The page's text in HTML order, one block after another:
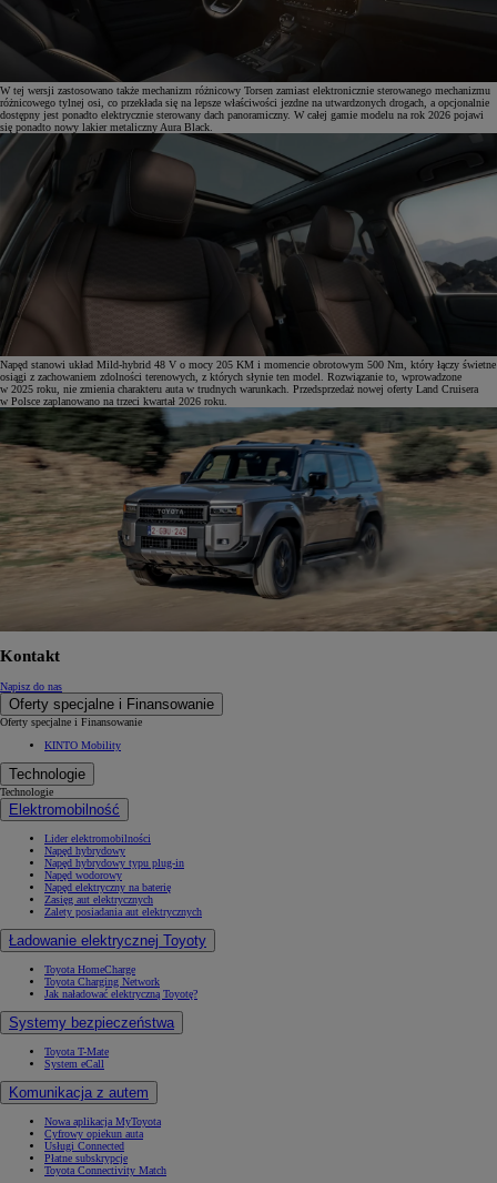
W tej wersji zastosowano także mechanizm różnicowy Torsen zamiast elektronicznie sterowanego mechanizmu
różnicowego tylnej osi, co przekłada się na lepsze właściwości jezdne na utwardzonych drogach, a opcjonalnie
dostępny jest ponadto elektrycznie sterowany dach panoramiczny. W całej gamie modelu na rok 2026 pojawi
się ponadto nowy lakier metaliczny Aura Black.
Napęd stanowi układ Mild-hybrid 48 V o mocy 205 KM i momencie obrotowym 500 Nm, który łączy świetne
osiągi z zachowaniem zdolności terenowych, z których słynie ten model. Rozwiązanie to, wprowadzone
w 2025 roku, nie zmienia charakteru auta w trudnych warunkach. Przedsprzedaż nowej oferty Land Cruisera
w Polsce zaplanowano na trzeci kwartał 2026 roku.
Kontakt
Napisz do nas
Oferty specjalne i Finansowanie
Oferty specjalne i Finansowanie
KINTO Mobility
Technologie
Technologie
Elektromobilność
Lider elektromobilności
Napęd hybrydowy
Napęd hybrydowy typu plug-in
Napęd wodorowy
Napęd elektryczny na baterię
Zasięg aut elektrycznych
Zalety posiadania aut elektrycznych
Ładowanie elektrycznej Toyoty
Toyota HomeCharge
Toyota Charging Network
Jak naładować elektryczną Toyotę?
Systemy bezpieczeństwa
Toyota T-Mate
System eCall
Komunikacja z autem
Nowa aplikacja MyToyota
Cyfrowy opiekun auta
Usługi Connected
Płatne subskrypcje
Toyota Connectivity Match